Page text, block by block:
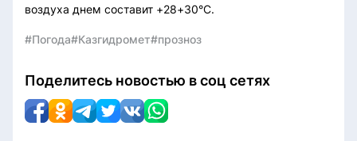
воздуха днем составит +28+30°C.
#Погода#Казгидромет#прозноз
Поделитесь новостью в соц сетях